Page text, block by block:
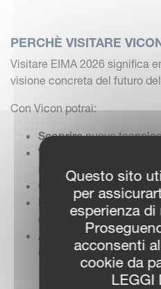
PERCHÈ VISITARE
Visitare EIMA 2026 significa
visione concreta del futuro
Con Vicon potrai:
Scoprirenuove
Vedere
da vicino
intelligenti
Confrontarti
con
Ricevereconsigli
della tua azienda
Approfondirele
ottimizzare il lavoro in
Questo sito
per
esperienza di
acconsenti
cookie da
LEGGI